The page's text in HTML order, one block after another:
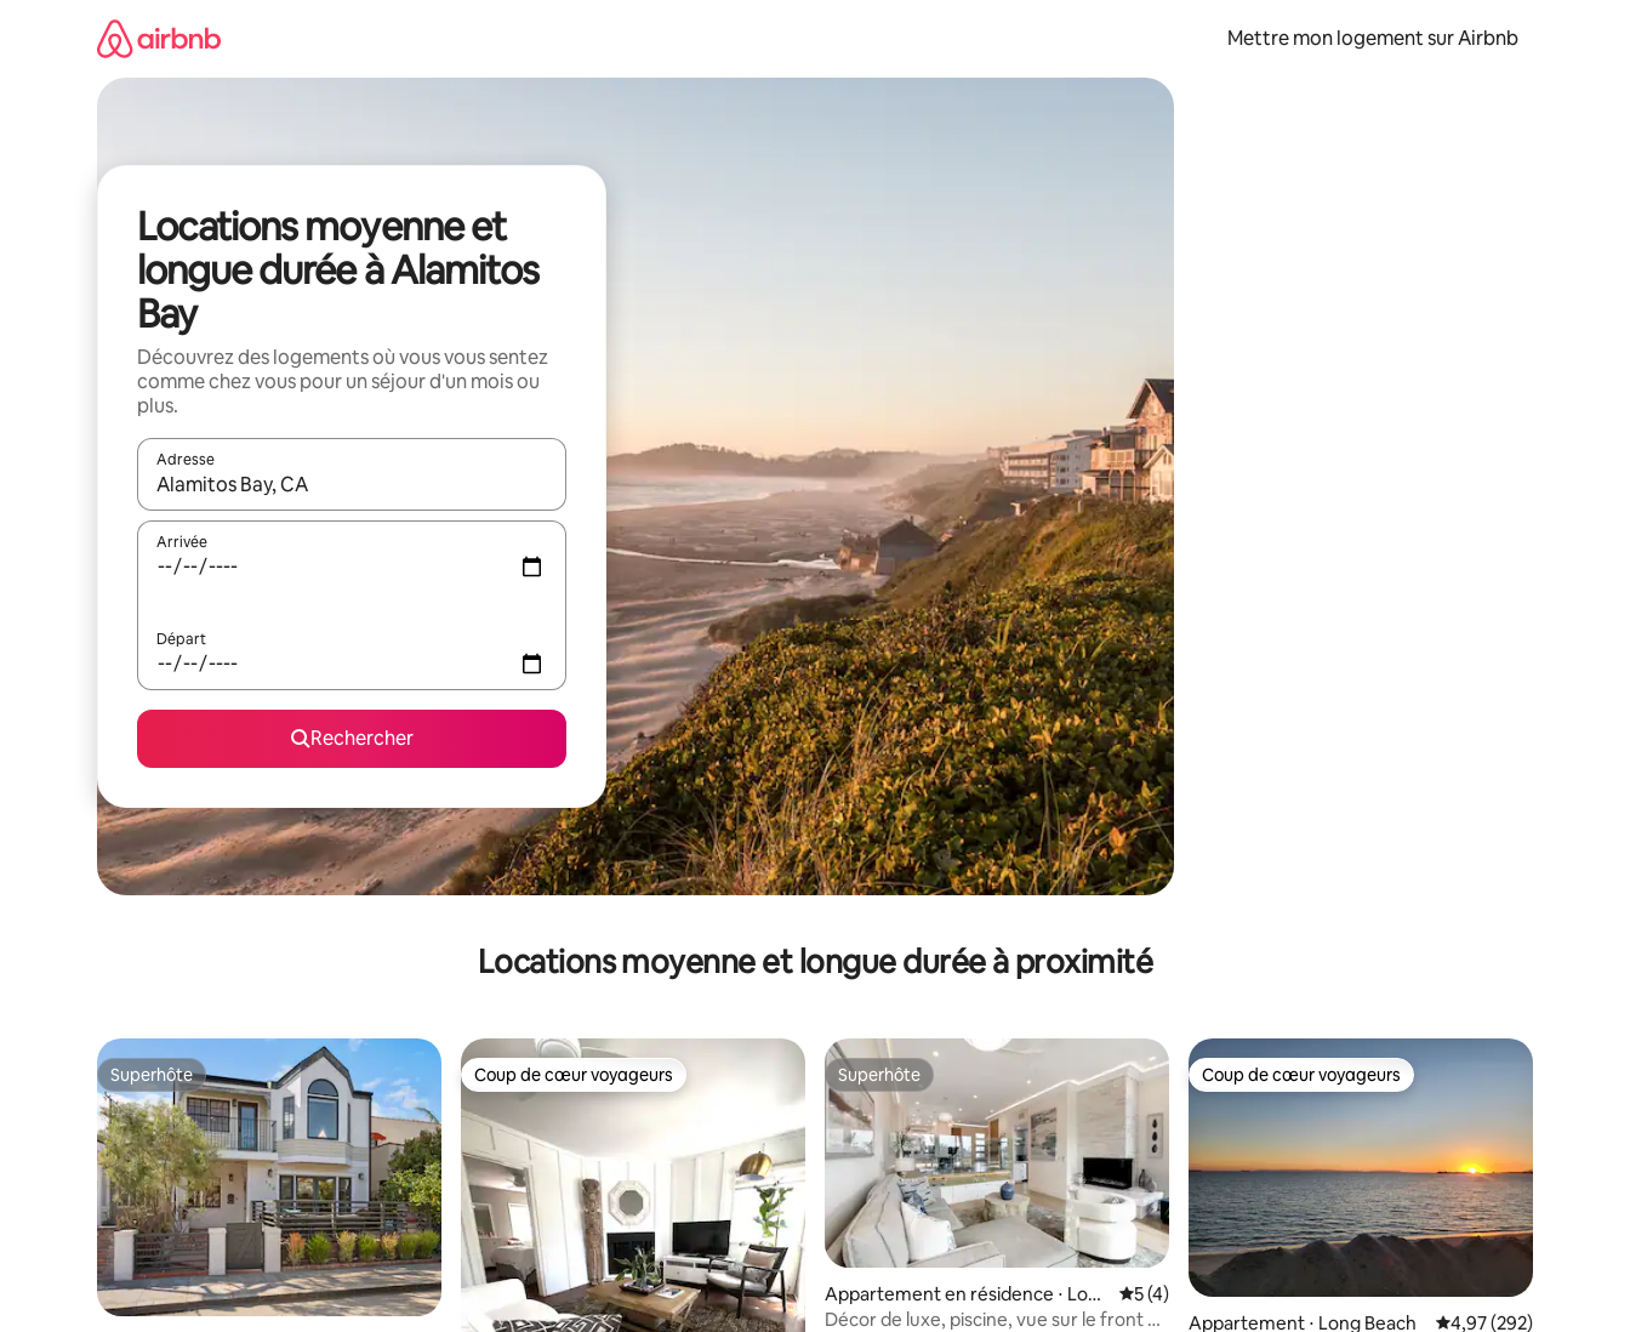
Mettre mon logement sur Airbnb
Locations moyenne et
longue durée à Alamitos
Bay
Découvrez des logements où vous vous sentez
comme chez vous pour un séjour d'un mois ou
plus.
Adresse
Lorsque les résultats s'affichent, utilisez les flèches vers le haut et vers le bas pour les parcourir ou en appuyant et en faisant glisser.
Arrivée
Départ
Rechercher
Locations moyenne et longue durée à proximité
Superhôte
Superhôte Coup de cœur voyageurs
Coup de cœur voyageurs Superhôte
Superhôte
Appartement en résidence ⋅ Long
Beach
Évaluation moyenne sur la base de 4 commentaires : 5 sur 5
5 (4)
Décor de luxe, piscine, vue sur le front de
Coup de cœur voyageurs
Coup de cœur voyageurs
Appartement ⋅ Long Beach Évaluation moyenne
4,97 (292)